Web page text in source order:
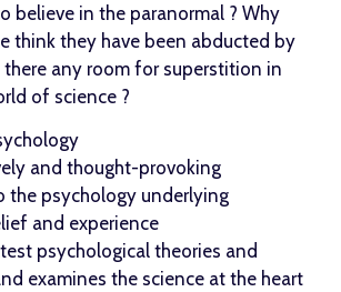
believe in the paranormal ? Why
think they have been abducted by
there any room for superstition in
of science ?
and thought-provoking
the psychology underlying
and experience
psychological theories and
examines the science at the heart